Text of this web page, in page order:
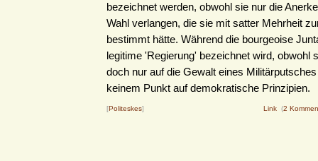
bezeichnet werden, obwohl sie nur die
Wahl verlangen, die sie mit satter Mehrheit
bestimmt hätte. Während die bourgeoise
legitime 'Regierung' bezeichnet wird, obwohl
doch nur auf die Gewalt eines
keinem Punkt auf demokratische Prinzipien.
[Politeskes] Link (2